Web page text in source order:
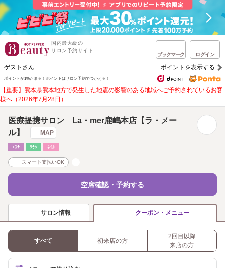
国内最大級の
サロン予約サイト
ブックマーク ログイン
ゲストさん ポイントを表示する
ポイントが1%たまる！ ポイントはサロン予約でつかえる！
【重要】熊本県熊本地方で発生した地震の影響のある地域へご予約されているお客
様へ（2026年7月28日）
医療提携サロン La・mer鹿嶋本店【ラ・メー
ル】
MAP
ｴｽﾃ ﾘﾗｸ ﾈｲﾙ
スマート支払いOK
空席確認・予約する
サロン情報 クーポン・メニュー
すべて 初来店の方
2回目以降
来店の方